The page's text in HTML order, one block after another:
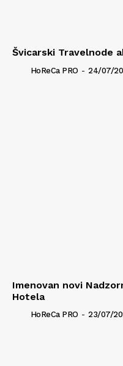
Švicarski Travelnode
HoReCa PRO - 24/07/
Imenovan novi
Hotela
HoReCa PRO - 23/07/